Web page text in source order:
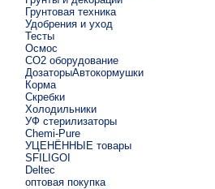
Грунтовая техника
Удобрения и уход
Тесты
Осмос
CO2 оборудование
ДозаторыАвтокормушки
Корма
Скребки
Холодильники
УФ стерилизаторы
Chemi-Pure
УЦЕНЁННЫЕ товары
SFILIGOI
Deltec
оптовая покупка